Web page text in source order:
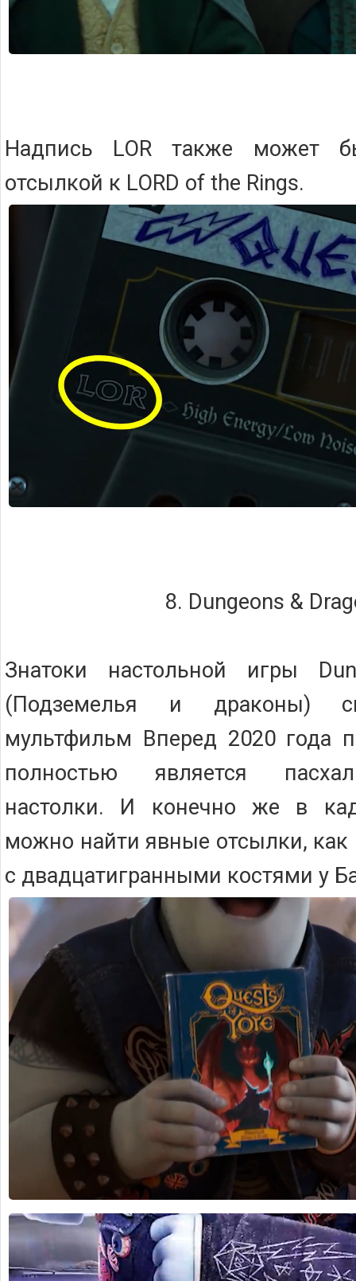
Надпись LOR также может
отсылкой к LORD of the Rings.
8. Dungeons &
Знатоки настольной игры
(Подземелья и драконы)
мультфильм Вперед 2020 года
полностью является
настолки. И конечно же в
можно найти явные отсылки,
с двадцатигранными костями у